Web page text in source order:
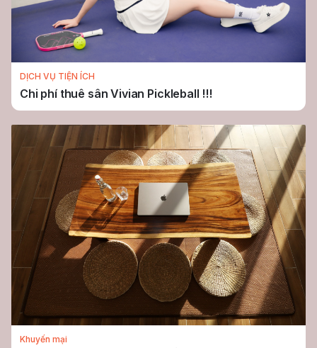
DỊCH VỤ TIỆN ÍCH
Chi phí thuê sân Vivian Pickleball !!!
Khuyến mại